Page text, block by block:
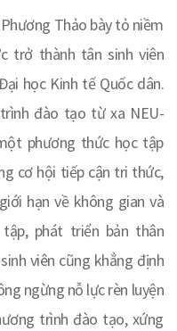
Thảo bày tỏ niềm
trở thành tân sinh viên
học Kinh tế Quốc dân.
đào tạo từ xa NEU-
phương thức học tập
cơ hội tiếp cận tri thức,
hạn về không gian và
phát triển bản thân
viên cũng khẳng định
ngừng nỗ lực rèn luyện
trình đào tạo, xứng